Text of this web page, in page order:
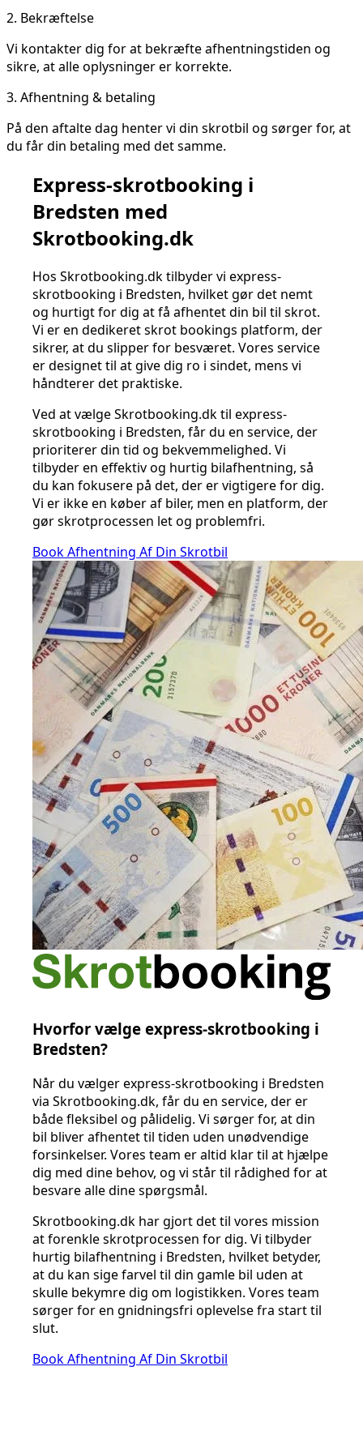
2. Bekræftelse
Vi kontakter dig for at bekræfte afhentningstiden og
sikre, at alle oplysninger er korrekte.
3. Afhentning & betaling
På den aftalte dag henter vi din skrotbil og sørger for, at
du får din betaling med det samme.
Express-skrotbooking i
Bredsten med
Skrotbooking.dk
Hos Skrotbooking.dk tilbyder vi express-
skrotbooking i Bredsten, hvilket gør det nemt
og hurtigt for dig at få afhentet din bil til skrot.
Vi er en dedikeret skrot bookings platform, der
sikrer, at du slipper for besværet. Vores service
er designet til at give dig ro i sindet, mens vi
håndterer det praktiske.
Ved at vælge Skrotbooking.dk til express-
skrotbooking i Bredsten, får du en service, der
prioriterer din tid og bekvemmelighed. Vi
tilbyder en effektiv og hurtig bilafhentning, så
du kan fokusere på det, der er vigtigere for dig.
Vi er ikke en køber af biler, men en platform, der
gør skrotprocessen let og problemfri.
Book Afhentning Af Din Skrotbil
Hvorfor vælge express-skrotbooking i
Bredsten?
Når du vælger express-skrotbooking i Bredsten
via Skrotbooking.dk, får du en service, der er
både fleksibel og pålidelig. Vi sørger for, at din
bil bliver afhentet til tiden uden unødvendige
forsinkelser. Vores team er altid klar til at hjælpe
dig med dine behov, og vi står til rådighed for at
besvare alle dine spørgsmål.
Skrotbooking.dk har gjort det til vores mission
at forenkle skrotprocessen for dig. Vi tilbyder
hurtig bilafhentning i Bredsten, hvilket betyder,
at du kan sige farvel til din gamle bil uden at
skulle bekymre dig om logistikken. Vores team
sørger for en gnidningsfri oplevelse fra start til
slut.
Book Afhentning Af Din Skrotbil